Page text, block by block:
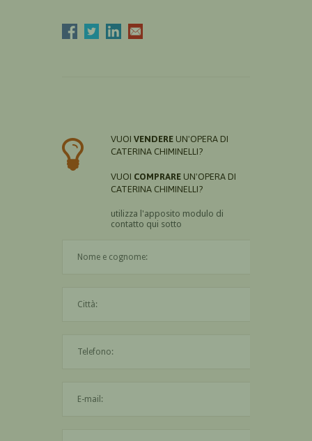
VUOI VENDERE UN'OPERA DI
CATERINA CHIMINELLI?
VUOI COMPRARE UN'OPERA DI
CATERINA CHIMINELLI?
utilizza l'apposito modulo di
contatto qui sotto